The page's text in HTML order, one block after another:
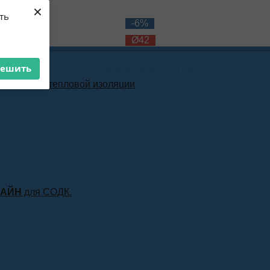
×
тепловой изоляции
для СОДК.
-6%
Ø42
-12%